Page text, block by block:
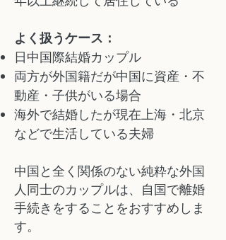
よく扱うケース：
日中国際結婚カップル
両方が外国籍だが中国に資産・不
動産・子供がいる場合
海外で結婚したが現在上海・北京
などで生活している夫婦
中国と全く関係のない純粋な外国
人同士のカップルは、自国で離婚
手続きをすることをおすすめしま
す。